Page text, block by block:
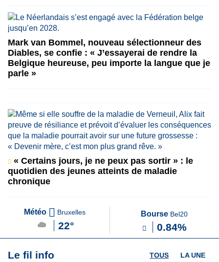
Mark van Bommel, nouveau sélectionneur des
Diables, se confie : « J’essayerai de rendre la
Belgique heureuse, peu importe la langue que je
parle »
« Certains jours, je ne peux pas sortir » : le
quotidien des jeunes atteints de maladie
chronique
Météo Bruxelles
22°
Bourse Bel20
0.84%
Le fil info LA UNE
TOUS